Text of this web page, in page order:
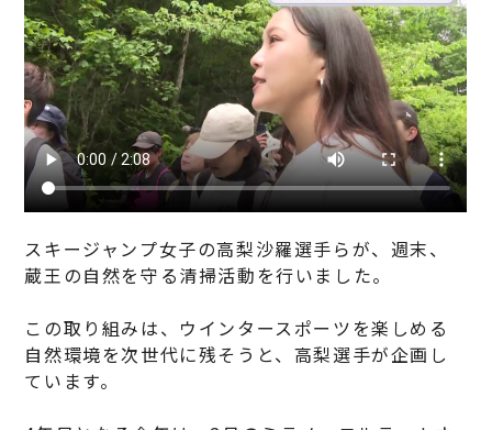
スキージャンプ女子の高梨沙羅選手らが、週末、
蔵王の自然を守る清掃活動を行いました。
この取り組みは、ウインタースポーツを楽しめる
自然環境を次世代に残そうと、高梨選手が企画し
ています。